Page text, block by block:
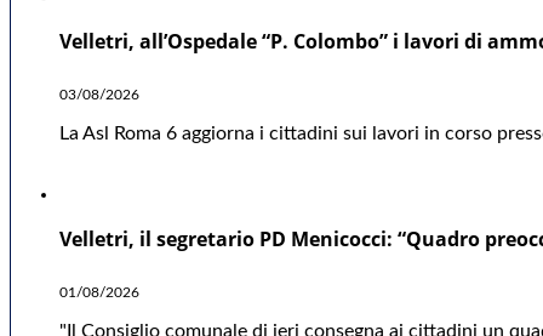
Velletri, all’Ospedale “P. Colombo” i lavori di
03/08/2026
La Asl Roma 6 aggiorna i cittadini sui lavori in corso
Velletri, il segretario PD Menicocci: “Quadro
01/08/2026
"Il Consiglio comunale di ieri consegna ai cittadini un